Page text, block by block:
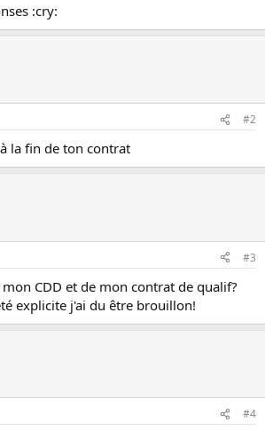
:cry:
#2
la fin de ton contrat
#3
CDD et de mon contrat de qualif?
explicite j'ai du être brouillon!
#4